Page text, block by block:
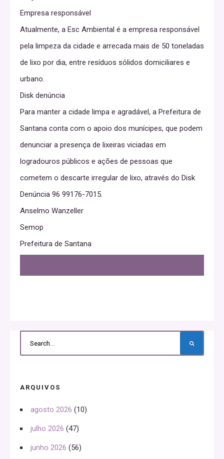
Empresa responsável
Atualmente, a Esc Ambiental é a empresa responsável
pela limpeza da cidade e arrecada mais de 50 toneladas
de lixo por dia, entre resíduos sólidos domiciliares e
urbano.
Disk denúncia
Para manter a cidade limpa e agradável, a Prefeitura de
Santana conta com o apoio dos munícipes, que podem
denunciar a presença de lixeiras viciadas em
logradouros públicos e ações de pessoas que
cometem o descarte irregular de lixo, através do Disk
Denúncia 96 99176-7015.
Anselmo Wanzeller
Semop
Prefeitura de Santana
ARQUIVOS
agosto 2026 (10)
julho 2026 (47)
junho 2026 (56)